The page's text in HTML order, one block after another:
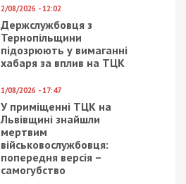
2/08/2026 - 12:02
Держслужбовця з
Тернопільщини
підозрюють у вимаганні
хабаря за вплив на ТЦК
1/08/2026 - 17:47
У приміщенні ТЦК на
Львівщині знайшли
мертвим
військовослужбовця:
попередня версія –
самогубство